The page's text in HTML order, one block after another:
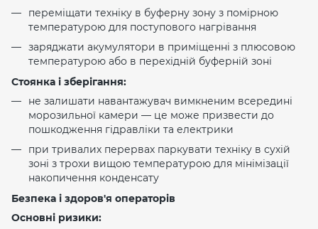
переміщати техніку в буферну зону з помірною
температурою для поступового нагрівання
заряджати акумулятори в приміщенні з плюсовою
температурою або в перехідній буферній зоні
Стоянка і зберігання:
не залишати навантажувач вимкненим всередині
морозильної камери — це може призвести до
пошкодження гідравліки та електрики
при тривалих перервах паркувати техніку в сухій
зоні з трохи вищою температурою для мінімізації
накопичення конденсату
Безпека і здоров'я операторів
Основні ризики: